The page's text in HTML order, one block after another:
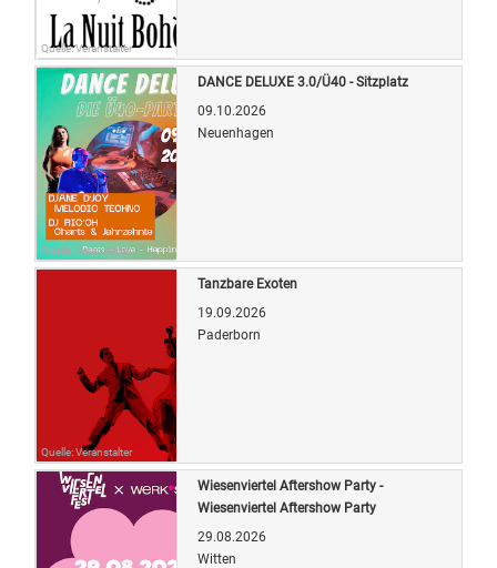
Quelle: Veranstalter
Quelle: Veranstalter
DANCE DELUXE 3.0/Ü40 - Sitzplatz
09.10.2026
Neuenhagen
Quelle: Veranstalter
Tanzbare Exoten
19.09.2026
Paderborn
Wiesenviertel Aftershow Party -
Wiesenviertel Aftershow Party
29.08.2026
Witten